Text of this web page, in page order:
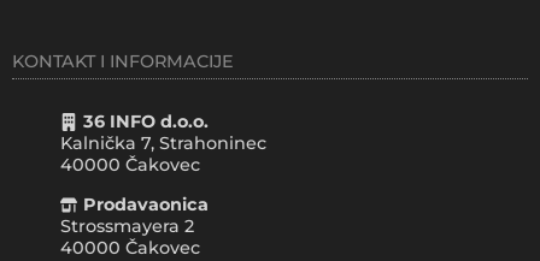
KONTAKT I INFORMACIJE
36 INFO d.o.o.
Kalnička 7, Strahoninec
40000 Čakovec
Prodavaonica
Strossmayera 2
40000 Čakovec